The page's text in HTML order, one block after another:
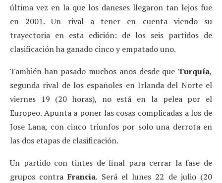
última vez en la que los daneses llegaron tan lejos fue
en 2001. Un rival a tener en cuenta viendo su
trayectoria en esta edición: de los seis partidos de
clasificación ha ganado cinco y empatado uno.
También han pasado muchos años desde que Turquía,
segunda rival de los españoles en Irlanda del Norte el
viernes 19 (20 horas), no está en la pelea por el
Europeo. Apunta a poner las cosas complicadas a los de
Jose Lana, con cinco triunfos por solo una derrota en
las dos etapas de clasificación.
Un partido con tintes de final para cerrar la fase de
grupos contraFrancia. Será el lunes 22 de julio (20